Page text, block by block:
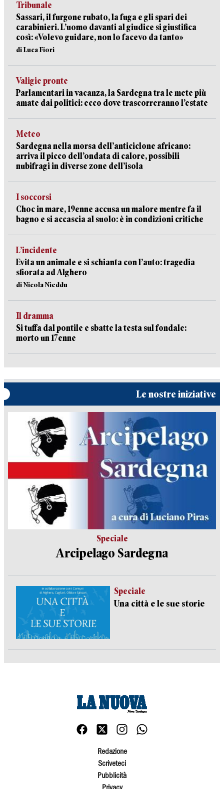
Tribunale
Sassari, il furgone rubato, la fuga e gli spari dei
carabinieri. L’uomo davanti al giudice si giustifica
così: «Volevo guidare, non lo facevo da tanto»
di Luca Fiori
Valigie pronte
Parlamentari in vacanza, la Sardegna tra le mete più
amate dai politici: ecco dove trascorreranno l’estate
Meteo
Sardegna nella morsa dell’anticiclone africano:
arriva il picco dell’ondata di calore, possibili
nubifragi in diverse zone dell’isola
I soccorsi
Choc in mare, 19enne accusa un malore mentre fa il
bagno e si accascia al suolo: è in condizioni critiche
L’incidente
Evita un animale e si schianta con l’auto: tragedia
sfiorata ad Alghero
di Nicola Nieddu
Il dramma
Si tuffa dal pontile e sbatte la testa sul fondale:
morto un 17enne
Le nostre iniziative
Speciale
Arcipelago Sardegna
Speciale
Una città e le sue storie
Redazione
Scriveteci
Pubblicità